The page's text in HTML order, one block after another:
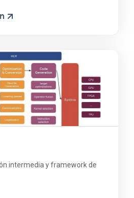
intermedia y framework de